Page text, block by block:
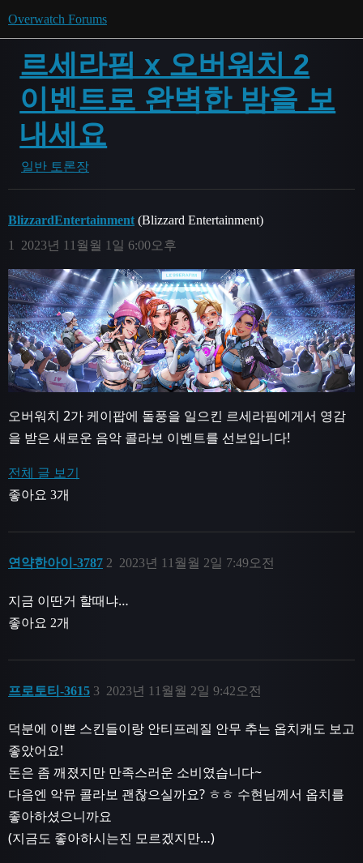
Overwatch Forums
르세라핌 x 오버워치 2
이벤트로 완벽한 밤을 보
내세요
일반 토론장
BlizzardEntertainment (Blizzard Entertainment)
2023년 11월월 1일 6:00오후
1
오버워치 2가 케이팝에 돌풍을 일으킨 르세라핌에게서 영감
을 받은 새로운 음악 콜라보 이벤트를 선보입니다!
전체 글 보기
좋아요 3개
연약한아이-3787 2023년 11월월 2일 7:49오전
2
지금 이딴거 할때냐…
좋아요 2개
프로토티-3615 2023년 11월월 2일 9:42오전
3
덕분에 이쁜 스킨들이랑 안티프레질 안무 추는 옵치캐도 보고
좋았어요!
돈은 좀 깨졌지만 만족스러운 소비였습니다~
다음엔 악뮤 콜라보 괜찮으실까요? ㅎㅎ 수현님께서 옵치를
좋아하셨으니까요
(지금도 좋아하시는진 모르겠지만…)